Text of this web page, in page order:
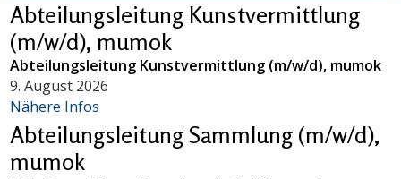
Abteilungsleitung Kunstvermittlung
(m/w/d), mumok
Abteilungsleitung Kunstvermittlung (m/w/d), mumok
9. August 2026
Nähere Infos
Abteilungsleitung Sammlung (m/w/d),
mumok